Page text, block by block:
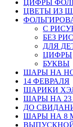
ЦИФРЫ
ЦВЕТЫ ИЗ
С
БЕЗ
ДЛЯ
ЦИФРЫ
БУКВЫ
ШАРЫ НА
14 ФЕВРАЛЯ
ШАРИКИ
ШАРЫ НА 23
ДО
ШАРЫ НА 8